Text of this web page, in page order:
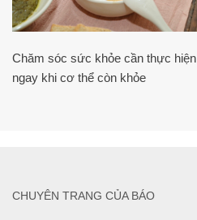
Chăm sóc sức khỏe cần thực hiện
ngay khi cơ thể còn khỏe
CHUYÊN TRANG CỦA BÁO